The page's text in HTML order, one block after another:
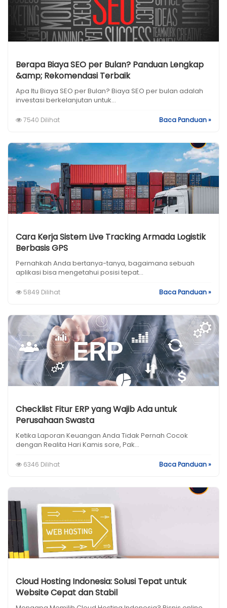
Berapa Biaya SEO per Bulan? Panduan Lengkap
&amp; Rekomendasi Terbaik
Apa Itu Biaya SEO per Bulan? Biaya SEO per bulan adalah
investasi berkelanjutan untuk...
7540 Dilihat Baca Panduan »
Cara Kerja Sistem Live Tracking Armada Logistik
Berbasis GPS
Pernahkah Anda bertanya-tanya, bagaimana sebuah
aplikasi bisa mengetahui posisi tepat...
5849 Dilihat Baca Panduan »
Checklist Fitur ERP yang Wajib Ada untuk
Perusahaan Swasta
Ketika Laporan Keuangan Anda Tidak Pernah Cocok
dengan Realita Hari Kamis sore, Pak...
6346 Dilihat Baca Panduan »
Cloud Hosting Indonesia: Solusi Tepat untuk
Website Cepat dan Stabil